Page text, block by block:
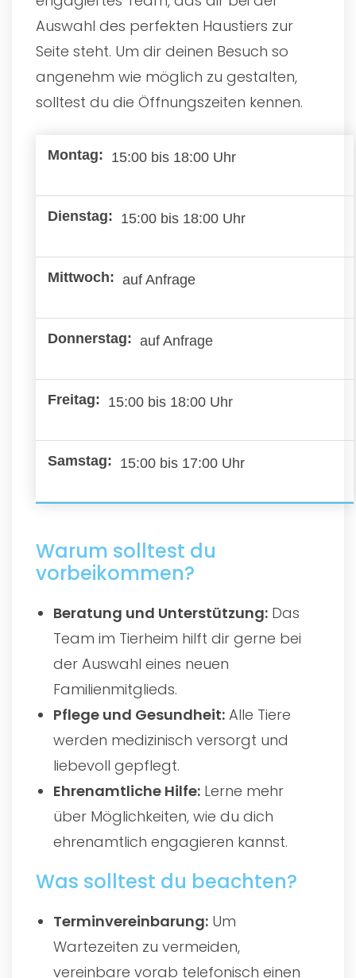
Auswahl des perfekten Haustiers zur
Seite steht. Um dir deinen Besuch so
angenehm wie möglich zu gestalten,
solltest du die Öffnungszeiten kennen.
15:00 bis 18:00 Uhr
15:00 bis 18:00 Uhr
auf Anfrage
auf Anfrage
15:00 bis 18:00 Uhr
15:00 bis 17:00 Uhr
Warum solltest du
vorbeikommen?
Beratung und Unterstützung: Das
Team im Tierheim hilft dir gerne bei
der Auswahl eines neuen
Familienmitglieds.
Pflege und Gesundheit: Alle Tiere
werden medizinisch versorgt und
liebevoll gepflegt.
Ehrenamtliche Hilfe: Lerne mehr
über Möglichkeiten, wie du dich
ehrenamtlich engagieren kannst.
Was solltest du beachten?
Terminvereinbarung: Um
Wartezeiten zu vermeiden,
vereinbare vorab telefonisch einen